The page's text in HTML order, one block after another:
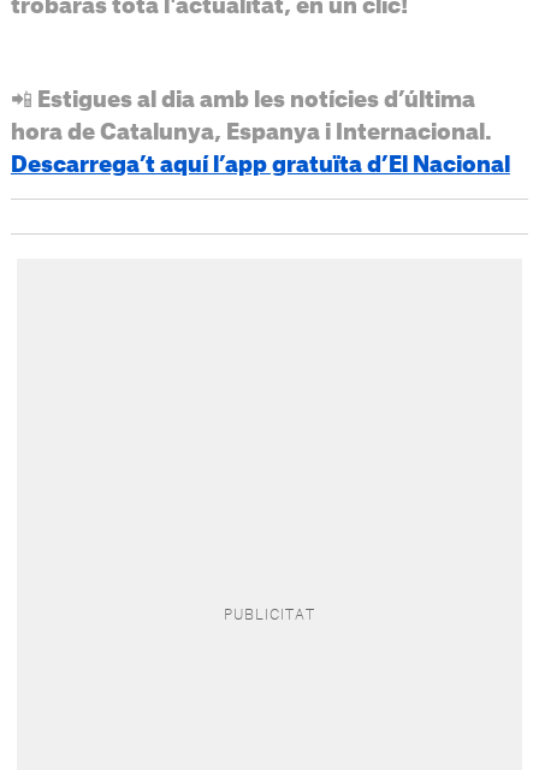
trobaràs tota l'actualitat, en un clic!
📲 Estigues al dia amb les notícies d’última
hora de Catalunya, Espanya i Internacional.
Descarrega’t aquí l’app gratuïta d’El Nacional